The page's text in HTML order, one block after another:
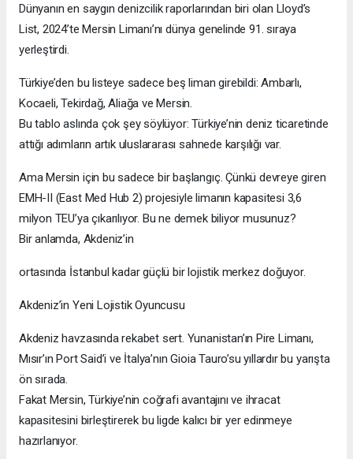
Dünyanın en saygın denizcilik raporlarından biri olan Lloyd’s
List, 2024’te Mersin Limanı’nı dünya genelinde 91. sıraya
yerleştirdi.
Türkiye’den bu listeye sadece beş liman girebildi: Ambarlı,
Kocaeli, Tekirdağ, Aliağa ve Mersin.
Bu tablo aslında çok şey söylüyor: Türkiye’nin deniz ticaretinde
attığı adımların artık uluslararası sahnede karşılığı var.
Ama Mersin için bu sadece bir başlangıç. Çünkü devreye giren
EMH-II (East Med Hub 2) projesiyle limanın kapasitesi 3,6
milyon TEU’ya çıkarılıyor. Bu ne demek biliyor musunuz?
Bir anlamda, Akdeniz’in
ortasında İstanbul kadar güçlü bir lojistik merkez doğuyor.
Akdeniz’in Yeni Lojistik Oyuncusu
Akdeniz havzasında rekabet sert. Yunanistan’ın Pire Limanı,
Mısır’ın Port Said’i ve İtalya’nın Gioia Tauro’su yıllardır bu yarışta
ön sırada.
Fakat Mersin, Türkiye’nin coğrafi avantajını ve ihracat
kapasitesini birleştirerek bu ligde kalıcı bir yer edinmeye
hazırlanıyor.